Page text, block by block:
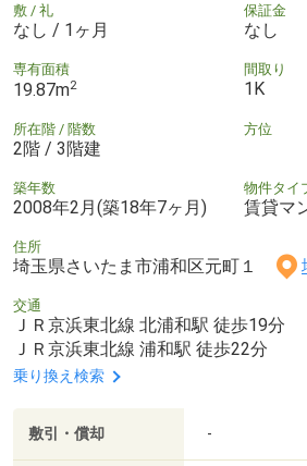
敷 / 礼
なし / 1ヶ月
保証金
なし
専有面積
19.87m2
間取り
1K
所在階 / 階数
2階 / 3階建
方位
築年数
2008年2月(築18年7ヶ月)
物件タイ
賃貸マ
住所
埼玉県さいたま市浦和区元町１
交通
ＪＲ京浜東北線 北浦和駅 徒歩19分
ＪＲ京浜東北線 浦和駅 徒歩22分
乗り換え検索
敷引・償却 -